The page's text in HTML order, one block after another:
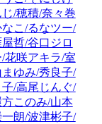
じ/穂積/奈々巻
なこ/るなツー/
屋哲/谷口ジロ
/花咲アキラ/室
まゆみ/秀良子/
子/高尾じんぐ/
方このみ/山本
一朗/波津彬子/